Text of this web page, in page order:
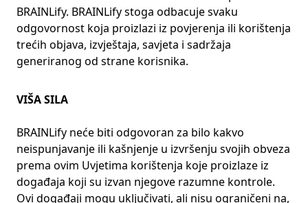
BRAINLify. BRAINLify stoga odbacuje svaku
odgovornost koja proizlazi iz povjerenja ili korištenja
trećih objava, izvještaja, savjeta i sadržaja
generiranog od strane korisnika.
VIŠA SILA
BRAINLify neće biti odgovoran za bilo kakvo
neispunjavanje ili kašnjenje u izvršenju svojih obveza
prema ovim Uvjetima korištenja koje proizlaze iz
događaja koji su izvan njegove razumne kontrole.
Ovi događaji mogu uključivati, ali nisu ograničeni na,